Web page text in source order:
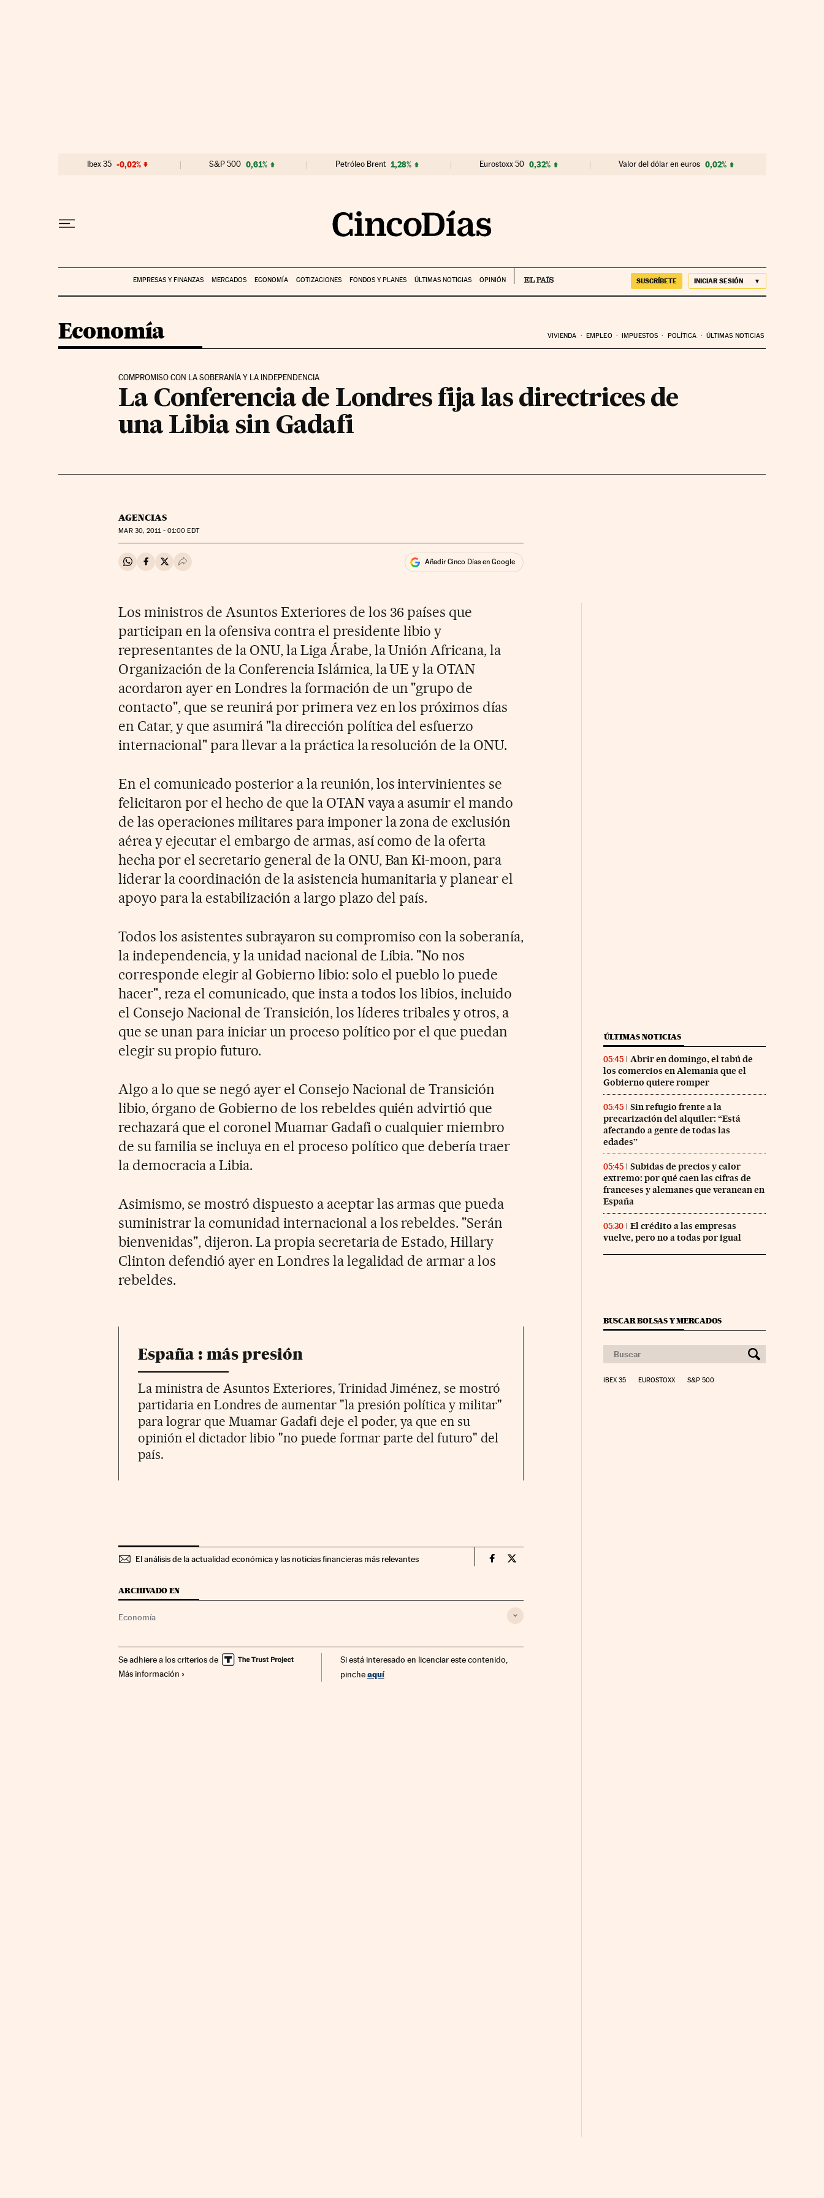
Ibex 35 -0,02% S&P 500 0,61% Petróleo Brent 1,28% Eurostoxx 50 0,32% Valor del dólar en euros 0,02%
EMPRESAS Y FINANZAS MERCADOS ECONOMÍA COTIZACIONES FONDOS Y PLANES ÚLTIMAS NOTICIAS OPINIÓN SUSCRÍBETE INICIAR SESIÓN
Economía VIVIENDA EMPLEO IMPUESTOS POLÍTICA ÚLTIMAS NOTICIAS
COMPROMISO CON LA SOBERANÍA Y LA INDEPENDENCIA
La Conferencia de Londres fija las directrices de
una Libia sin Gadafi
AGENCIAS
MAR30, 2011 - 01:00 EDT
Compartir en Whatsapp
Compartir en Facebook
Compartir en Twitter
Desplegar Redes Sociales Añadir Cinco Días en Google
Los ministros de Asuntos Exteriores de los 36 países que
participan en la ofensiva contra el presidente libio y
representantes de la ONU, la Liga Árabe, la Unión Africana, la
Organización de la Conferencia Islámica, la UE y la OTAN
acordaron ayer en Londres la formación de un "grupo de
contacto", que se reunirá por primera vez en los próximos días
en Catar, y que asumirá "la dirección política del esfuerzo
internacional" para llevar a la práctica la resolución de la ONU.
En el comunicado posterior a la reunión, los intervinientes se
felicitaron por el hecho de que la OTAN vaya a asumir el mando
de las operaciones militares para imponer la zona de exclusión
aérea y ejecutar el embargo de armas, así como de la oferta
hecha por el secretario general de la ONU, Ban Ki-moon, para
liderar la coordinación de la asistencia humanitaria y planear el
apoyo para la estabilización a largo plazo del país.
Todos los asistentes subrayaron su compromiso con la soberanía,
la independencia, y la unidad nacional de Libia. "No nos
corresponde elegir al Gobierno libio: solo el pueblo lo puede
hacer", reza el comunicado, que insta a todos los libios, incluido
el Consejo Nacional de Transición, los líderes tribales y otros, a
que se unan para iniciar un proceso político por el que puedan
elegir su propio futuro.
Algo a lo que se negó ayer el Consejo Nacional de Transición
libio, órgano de Gobierno de los rebeldes quién advirtió que
rechazará que el coronel Muamar Gadafi o cualquier miembro
de su familia se incluya en el proceso político que debería traer
la democracia a Libia.
Asimismo, se mostró dispuesto a aceptar las armas que pueda
suministrar la comunidad internacional a los rebeldes. "Serán
bienvenidas", dijeron. La propia secretaria de Estado, Hillary
Clinton defendió ayer en Londres la legalidad de armar a los
rebeldes.
España : más presión
La ministra de Asuntos Exteriores, Trinidad Jiménez, se mostró
partidaria en Londres de aumentar "la presión política y militar"
para lograr que Muamar Gadafi deje el poder, ya que en su
opinión el dictador libio "no puede formar parte del futuro" del
país.
El análisis de la actualidad económica y las noticias financieras más relevantes Economia Cinco Días en Facebook
Economia Cinco Días en Twitter
ARCHIVADO EN
Economía
Se adhiere a los criterios de
Más información
Si está interesado en licenciar este contenido,
pincheaquí
ÚLTIMAS NOTICIAS
05:45
Abrir en domingo, el tabú de
los comercios en Alemania que el
Gobierno quiere romper
05:45
Sin refugio frente a la
precarización del alquiler: “Está
afectando a gente de todas las
edades”
05:45
Subidas de precios y calor
extremo: por qué caen las cifras de
franceses y alemanes que veranean en
España
05:30
El crédito a las empresas
vuelve, pero no a todas por igual
BUSCAR BOLSAS Y MERCADOS
IBEX 35 EUROSTOXX S&P 500